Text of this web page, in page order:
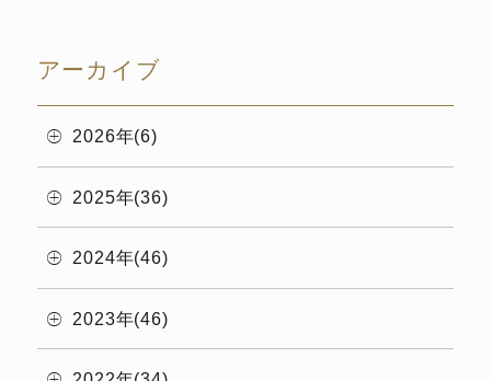
アーカイブ
2026年(6)
2025年(36)
2024年(46)
2023年(46)